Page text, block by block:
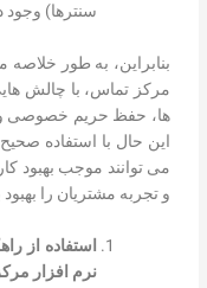
سنترها) وجود
بنابراین، به طور
مرکز تماس، با چالش
ها، حفظ حریم خصوصی و
این حال با استفاده
می توانند موجب بهبود
و تجربه مشتریان را
استفاده از
نرم افزار